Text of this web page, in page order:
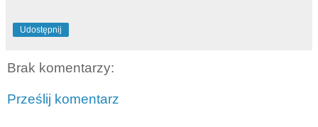
Udostępnij
Brak komentarzy:
Prześlij komentarz